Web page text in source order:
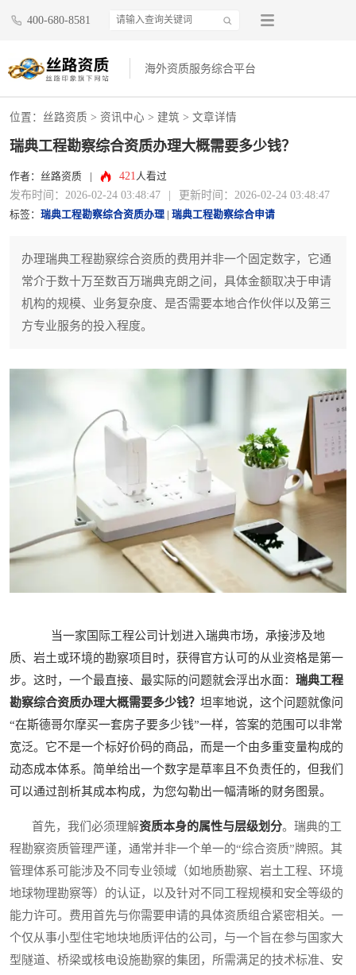
400-680-8581
海外资质服务综合平台
位置： 丝路资质 > 资讯中心 > 建筑 > 文章详情
瑞典工程勘察综合资质办理大概需要多少钱？
作者：丝路资质 421人看过
发布时间：2026-02-24 03:48:47 更新时间：2026-02-24 03:48:47
标签： 瑞典工程勘察综合资质办理 瑞典工程勘察综合申请
办理瑞典工程勘察综合资质的费用并非一个固定数字，它通
常介于数十万至数百万瑞典克朗之间，具体金额取决于申请
机构的规模、业务复杂度、是否需要本地合作伙伴以及第三
方专业服务的投入程度。
当一家国际工程公司计划进入瑞典市场，承接涉及地
质、岩土或环境的勘察项目时，获得官方认可的从业资格是第一
步。这时，一个最直接、最实际的问题就会浮出水面： 瑞典工程
勘察综合资质办理大概需要多少钱？ 坦率地说，这个问题就像问
“在斯德哥尔摩买一套房子要多少钱”一样，答案的范围可以非常
宽泛。它不是一个标好价码的商品，而是一个由多重变量构成的
动态成本体系。简单给出一个数字是草率且不负责任的，但我们
可以通过剖析其成本构成，为您勾勒出一幅清晰的财务图景。
首先，我们必须理解资质本身的属性与层级划分。瑞典的工
程勘察资质管理严谨，通常并非一个单一的“综合资质”牌照。其
管理体系可能涉及不同专业领域（如地质勘察、岩土工程、环境
地球物理勘察等）的认证，以及针对不同工程规模和安全等级的
能力许可。费用首先与你需要申请的具体资质组合紧密相关。一
个仅从事小型住宅地块地质评估的公司，与一个旨在参与国家大
型隧道、桥梁或核电设施勘察的集团，所需满足的技术标准、安